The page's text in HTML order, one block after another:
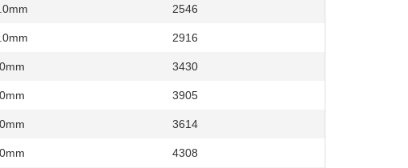
2546
2916
3430
3905
3614
4308